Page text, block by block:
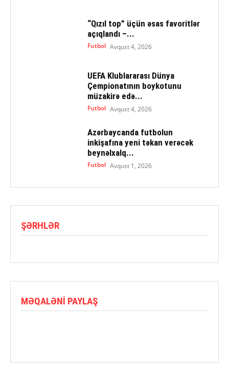
“Qızıl top” üçün əsas favoritlər
açıqlandı –...
Futbol Avqust 4, 2026
UEFA Klublararası Dünya
Çempionatının boykotunu
müzakirə edə...
Futbol Avqust 4, 2026
Azərbaycanda futbolun
inkişafına yeni təkan verəcək
beynəlxalq...
Futbol Avqust 1, 2026
ŞƏRHLƏR
MƏQALƏNI PAYLAŞ